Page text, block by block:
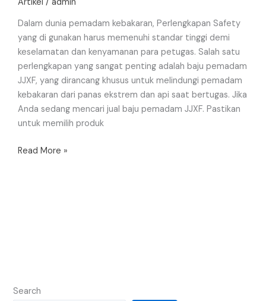
Dalam dunia pemadam kebakaran, Perlengkapan Safety
yang di gunakan harus memenuhi standar tinggi demi
keselamatan dan kenyamanan para petugas. Salah satu
perlengkapan yang sangat penting adalah baju pemadam
JJXF, yang dirancang khusus untuk melindungi pemadam
kebakaran dari panas ekstrem dan api saat bertugas. Jika
Anda sedang mencari jual baju pemadam JJXF. Pastikan
untuk memilih produk
Read More »
Search